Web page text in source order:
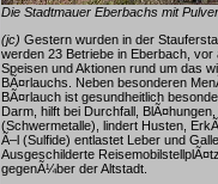
Die Stadtmauer Eberbachs mit
(jc) Gestern wurden in der
werden 23 Betriebe in Eberbach,
Speisen und Aktionen rund um das
BÃ¤rlauchs. Neben besonderen
BÃ¤rlauch ist gesundheitlich
Darm, hilft bei Durchfall,
(Schwermetalle), lindert Husten,
Ã–l (Sulfide) entlastet Leber und
Ausgeschilderte
gegenÃ¼ber der Altstadt.